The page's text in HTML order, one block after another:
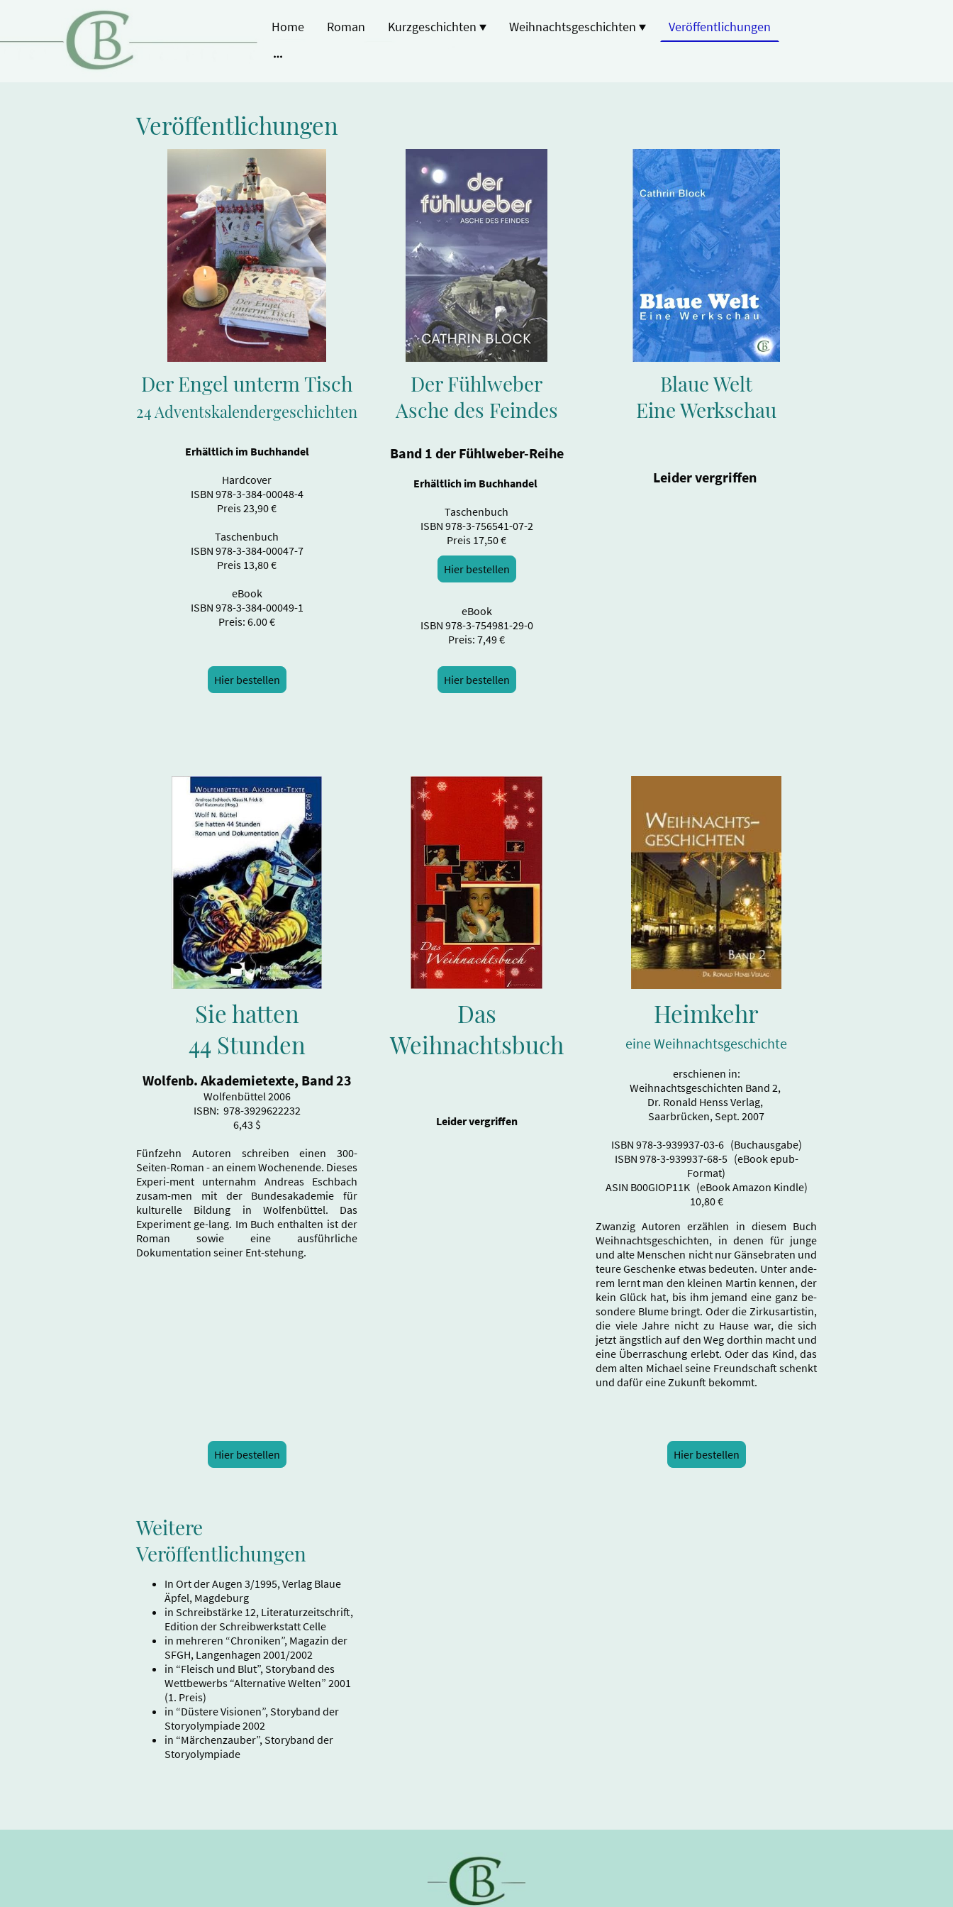
Home Roman Kurzgeschichten Weihnachtsgeschichten Veröffentlichungen
Veröffentlichungen
Der Fühlweber
Asche des Feindes
Band 1 der Fühlweber-Reihe
Erhältlich im Buchhandel
Taschenbuch
ISBN 978-3-756541-07-2
Preis 17,50 €
eBook
ISBN 978-3-754981-29-0
Preis: 7,49 €
Hier bestellen
Hier bestellen
Leider vergriffen
Blaue Welt
Eine Werkschau
Hier bestellen
Wolfenb. Akademietexte, Band 23
Wolfenbüttel 2006
ISBN: ‎ 978-3929622232
6,43 $
Fünfzehn Autoren schreiben einen 300-
Seiten-Roman - an einem Wochenende. Dieses
Experi-ment unternahm Andreas Eschbach
zusam-men mit der Bundesakademie für
kulturelle Bildung in Wolfenbüttel. Das
Experiment ge-lang. Im Buch enthalten ist der
Roman sowie eine ausführliche
Dokumentation seiner Ent-stehung.
Sie hatten
44 Stunden
Das
Weihnachtsbuch
Leider vergriffen
Weitere
Veröffentlichungen
In Ort der Augen 3/1995, Verlag Blaue
Äpfel, Magdeburg
in Schreibstärke 12, Literaturzeitschrift,
Edition der Schreibwerkstatt Celle
in mehreren “Chroniken”, Magazin der
SFGH, Langenhagen 2001/2002
in “Fleisch und Blut”, Storyband des
Wettbewerbs “Alternative Welten” 2001
(1. Preis)
in “Düstere Visionen”, Storyband der
Storyolympiade 2002
in “Märchenzauber”, Storyband der
Storyolympiade
Hier bestellen
Zwanzig Autoren erzählen in diesem Buch
Weihnachtsgeschichten, in denen für junge
und alte Menschen nicht nur Gänsebraten und
teure Geschenke etwas bedeuten. Unter ande-
rem lernt man den kleinen Martin kennen, der
kein Glück hat, bis ihm jemand eine ganz be-
sondere Blume bringt. Oder die Zirkusartistin,
die viele Jahre nicht zu Hause war, die sich
jetzt ängstlich auf den Weg dorthin macht und
eine Überraschung erlebt. Oder das Kind, das
dem alten Michael seine Freundschaft schenkt
und dafür eine Zukunft bekommt.
eine Weihnachtsgeschichte
erschienen in:
Weihnachtsgeschichten Band 2,
Dr. Ronald Henss Verlag,
Saarbrücken, Sept. 2007
ISBN 978-3-939937-03-6 (Buchausgabe)
ISBN 978-3-939937-68-5 (eBook epub-
Format)
ASIN B00GIOP11K (eBook Amazon Kindle)
10,80 €
Heimkehr
Der Engel unterm Tisch
24 Adventskalendergeschichten
Erhältlich im Buchhandel
Hardcover
ISBN 978-3-384-00048-4
Preis 23,90 €
Taschenbuch
ISBN 978-3-384-00047-7
Preis 13,80 €
eBook
ISBN 978-3-384-00049-1
Preis: 6.00 €
Hier bestellen